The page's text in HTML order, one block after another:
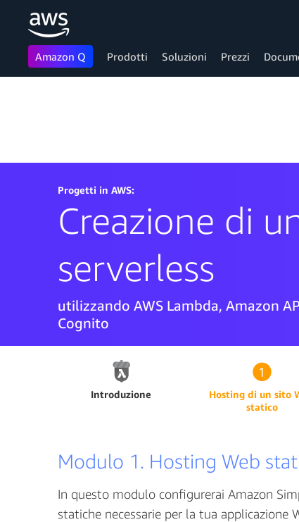
Amazon Q Prodotti Soluzioni Prezzi
Progetti in AWS:
Creazione di
serverless
utilizzando AWS Lambda, Amazon
Cognito
Introduzione
Hosting di un sito
statico
Modulo 1. Hosting Web
In questo modulo configurerai Amazon
statiche necessarie per la tua applicazione